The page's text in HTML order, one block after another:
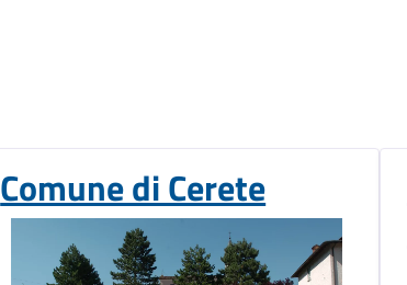
Comune di Cerete